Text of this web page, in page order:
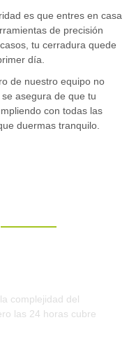
es que entres en casa
de precisión
tu cerradura quede
día.
de nuestro equipo no
asegura de que tu
con todas las
duermas tranquilo.
complejidad del
las 24 horas cubre